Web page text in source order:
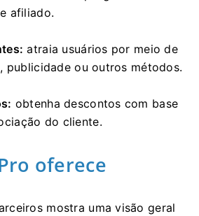
afiliado.
atraia usuários por meio de
publicidade ou outros métodos.
obtenha descontos com base
do cliente.
oferece
mostra uma visão geral